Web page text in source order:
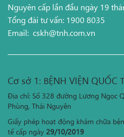
Nguyên cấp lần đầu ngày 19
Tổng đài tư vấn: 1900 8035
Email: cskh@tnh.com.vn
Cơ sở 1: BỆNH VIỆN QUỐC
Địa chỉ: Số 328 đường Lương Ngọc
Phùng, Thái Nguyên
Giấy phép hoạt động khám chữa
tế cấp ngày 29/10/2019